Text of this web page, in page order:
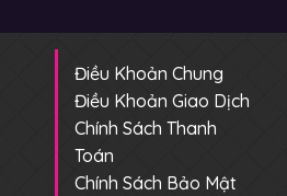
Điều Khoản Chung
Điều Khoản Giao Dịch
Chính Sách Thanh
Toán
Chính Sách Bảo Mật